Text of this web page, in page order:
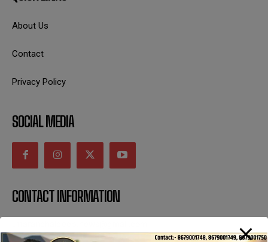
About Us
Contact
Privacy Policy
SOCIAL MEDIA
CONTACT INFORMATION